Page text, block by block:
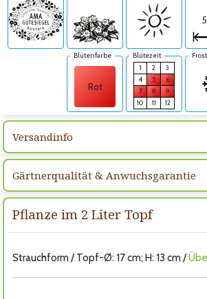
Blütenfarbe
Rot
Blütezeit
1
2
3
4
5
6
7
8
9
10
11 12
Versandinfo
Gärtnerqualität & Anwuchsgarantie
Pflanze im 2 Liter Topf
Strauchform / Topf-Ø: 17 cm; H: 13 cm /